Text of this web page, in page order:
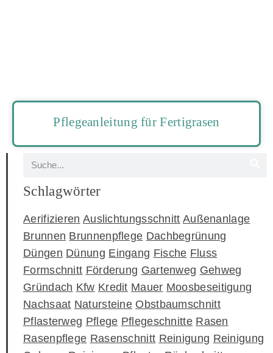
Pflegeanleitung für Fertigrasen
Schlagwörter
Aerifizieren Auslichtungsschnitt Außenanlage
Brunnen Brunnenpflege Dachbegrünung
Düngen Dünung Eingang Fische Fluss
Formschnitt Förderung Gartenweg Gehweg
Gründach Kfw Kredit Mauer Moosbeseitigung
Nachsaat Natursteine Obstbaumschnitt
Pflasterweg Pflege Pflegeschnitte Rasen
Rasenpflege Rasenschnitt Reinigung Reinigung